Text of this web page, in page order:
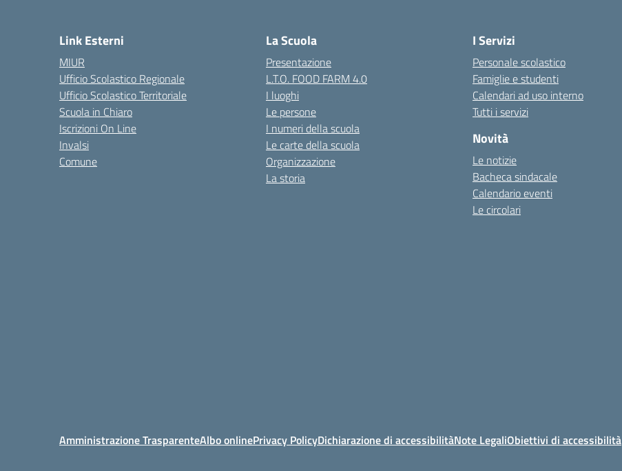
Link Esterni
MIUR
Ufficio Scolastico Regionale
Ufficio Scolastico Territoriale
Scuola in Chiaro
Iscrizioni On Line
Invalsi
Comune
La Scuola
Presentazione
L.T.O. FOOD FARM 4.0
I luoghi
Le persone
I numeri della scuola
Le carte della scuola
Organizzazione
La storia
I Servizi
Personale scolastico
Famiglie e studenti
Calendari ad uso interno
Tutti i servizi
Novità
Le notizie
Bacheca sindacale
Calendario eventi
Le circolari
Amministrazione TrasparenteAlbo onlinePrivacy PolicyDichiarazione di accessibilitàNote LegaliObiettivi di accessibilità